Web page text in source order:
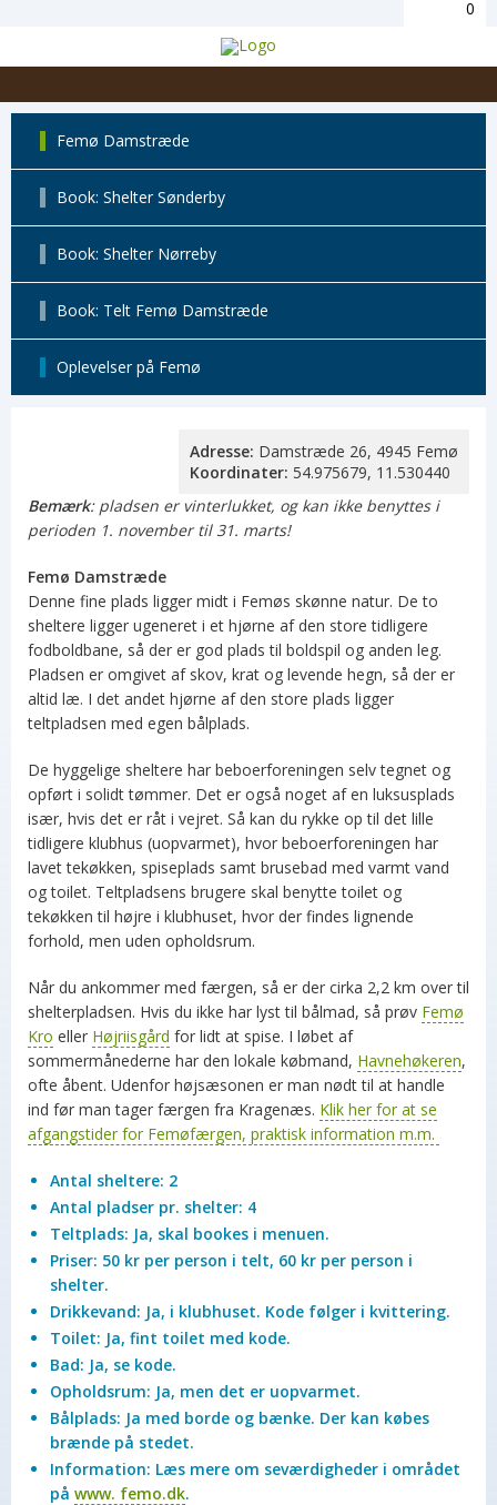
0
Femø Damstræde
Book: Shelter Sønderby
Book: Shelter Nørreby
Book: Telt Femø Damstræde
Oplevelser på Femø
Adresse: Damstræde 26, 4945 Femø
Koordinater: 54.975679, 11.530440
Bemærk: pladsen er vinterlukket, og kan ikke benyttes i
perioden 1. november til 31. marts!
Femø Damstræde
Denne fine plads ligger midt i Femøs skønne natur. De to
sheltere ligger ugeneret i et hjørne af den store tidligere
fodboldbane, så der er god plads til boldspil og anden leg.
Pladsen er omgivet af skov, krat og levende hegn, så der er
altid læ. I det andet hjørne af den store plads ligger
teltpladsen med egen bålplads.
De hyggelige sheltere har beboerforeningen selv tegnet og
opført i solidt tømmer. Det er også noget af en luksusplads
især, hvis det er råt i vejret. Så kan du rykke op til det lille
tidligere klubhus (uopvarmet), hvor beboerforeningen har
lavet tekøkken, spiseplads samt brusebad med varmt vand
og toilet. Teltpladsens brugere skal benytte toilet og
tekøkken til højre i klubhuset, hvor der findes lignende
forhold, men uden opholdsrum.
Når du ankommer med færgen, så er der cirka 2,2 km over til
shelterpladsen. Hvis du ikke har lyst til bålmad, så prøv Femø
Kro eller Højriisgård for lidt at spise. I løbet af
sommermånederne har den lokale købmand, Havnehøkeren,
ofte åbent. Udenfor højsæsonen er man nødt til at handle
ind før man tager færgen fra Kragenæs. Klik her for at se
afgangstider for Femøfærgen, praktisk information m.m.
Antal sheltere: 2
Antal pladser pr. shelter: 4
Teltplads: Ja, skal bookes i menuen.
Priser: 50 kr per person i telt, 60 kr per person i
shelter.
Drikkevand: Ja, i klubhuset. Kode følger i kvittering.
Toilet: Ja, fint toilet med kode.
Bad: Ja, se kode.
Opholdsrum: Ja, men det er uopvarmet.
Bålplads: Ja med borde og bænke. Der kan købes
brænde på stedet.
Information: Læs mere om seværdigheder i området
på www. femo.dk.